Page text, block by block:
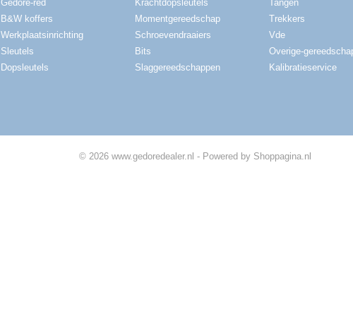
Gedore-red
B&W koffers
Werkplaatsinrichting
Sleutels
Dopsleutels
Krachtdopsleutels
Momentgereedschap
Schroevendraaiers
Bits
Slaggereedschappen
Tangen
Trekkers
Vde
Overige-
Kalibratieservice
© 2026 www.gedoredealer.nl - Powered by Shoppagina.nl